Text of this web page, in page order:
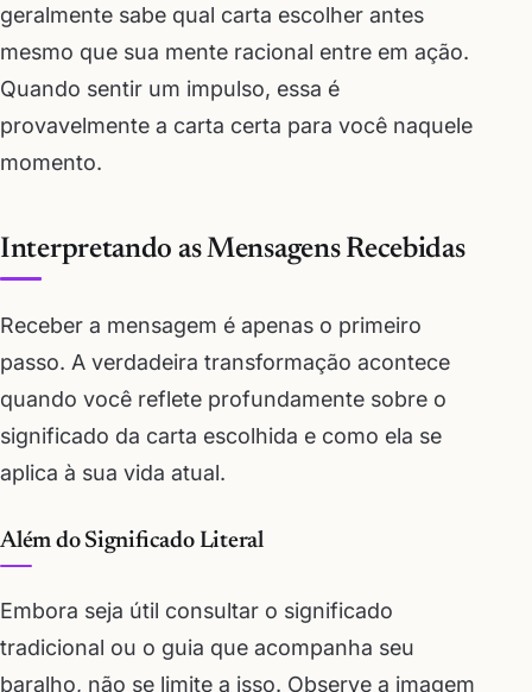
geralmente sabe qual carta escolher antes
mesmo que sua mente racional entre em ação.
Quando sentir um impulso, essa é
provavelmente a carta certa para você naquele
momento.
Interpretando as Mensagens Recebidas
Receber a mensagem é apenas o primeiro
passo. A verdadeira transformação acontece
quando você reflete profundamente sobre o
significado da carta escolhida e como ela se
aplica à sua vida atual.
Além do Significado Literal
Embora seja útil consultar o significado
tradicional ou o guia que acompanha seu
baralho, não se limite a isso. Observe a imagem